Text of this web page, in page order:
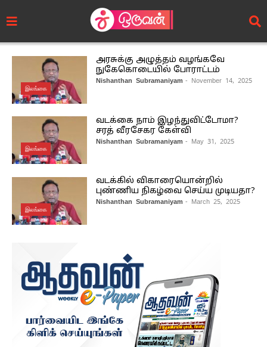
இலங்கை
அரசுக்கு அழுத்தம் வழங்கவே
நுகேகொடையில் போராட்டம்
Nishanthan Subramaniyam - November 14, 2025
இலங்கை
வடக்கை நாம் இழந்துவிட்டோமா?
சரத் வீரசேகர கேள்வி
Nishanthan Subramaniyam - May 31, 2025
இலங்கை
வடக்கில் விகாரையொன்றில்
புண்ணிய நிகழ்வை செய்ய முடியதா?
Nishanthan Subramaniyam - March 25, 2025